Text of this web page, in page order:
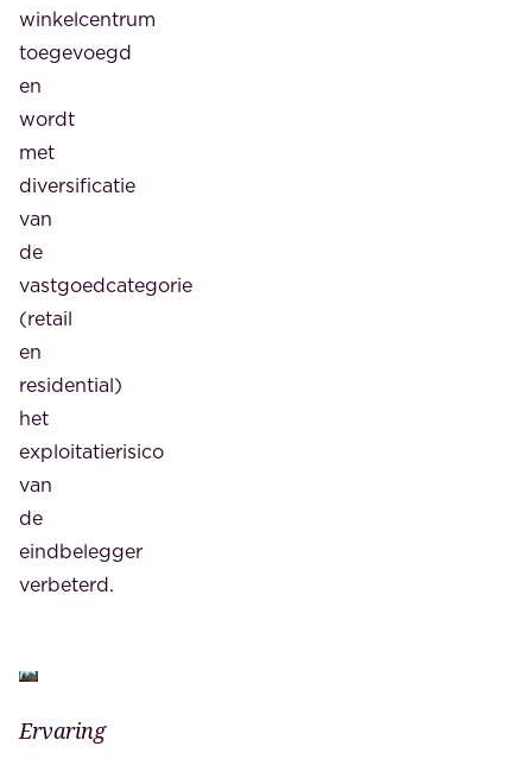
255
woningen
gepland.
Aan
de
rivier
moeten
dan
vier
woongebouwen
tot
circa
10
hoog
komen
met
ongeveer
145
het
middel
winkelcentrum
toegevoegd
en
wordt
met
diversificatie
van
de
vastgoedcategorie
(retail
en
residential)
het
exploitatierisico
van
de
eindbelegger
verbeterd.
Ervaring